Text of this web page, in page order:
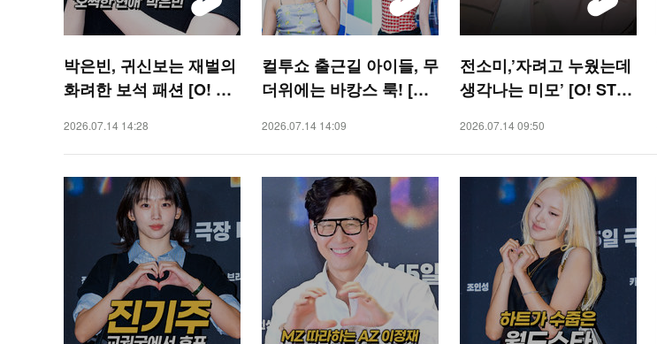
박은빈, 귀신보는 재벌의
화려한 보석 패션 [O! ST
2026.07.14 14:28
컬투쇼 출근길 아이들, 무
더위에는 바캉스 룩! [O!
2026.07.14 14:09
전소미,’자려고 누웠는데
생각나는 미모’ [O! STA
2026.07.14 09:50